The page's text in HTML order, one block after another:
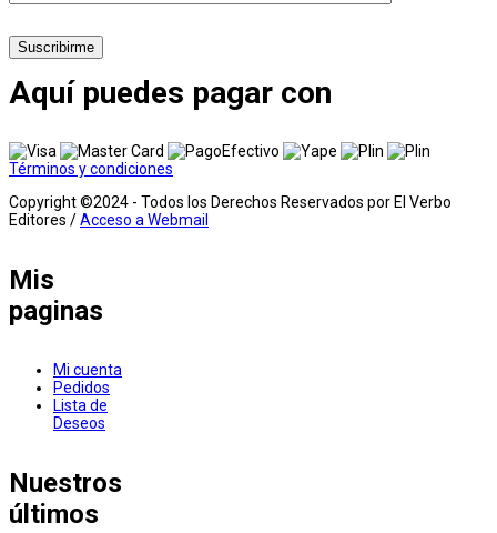
Suscribirme
Aquí puedes pagar con
Términos y condiciones
Copyright ©2024 - Todos los Derechos Reservados por El Verbo
Editores /Acceso a Webmail
Mis
paginas
Mi cuenta
Pedidos
Lista de
Deseos
Nuestros
últimos